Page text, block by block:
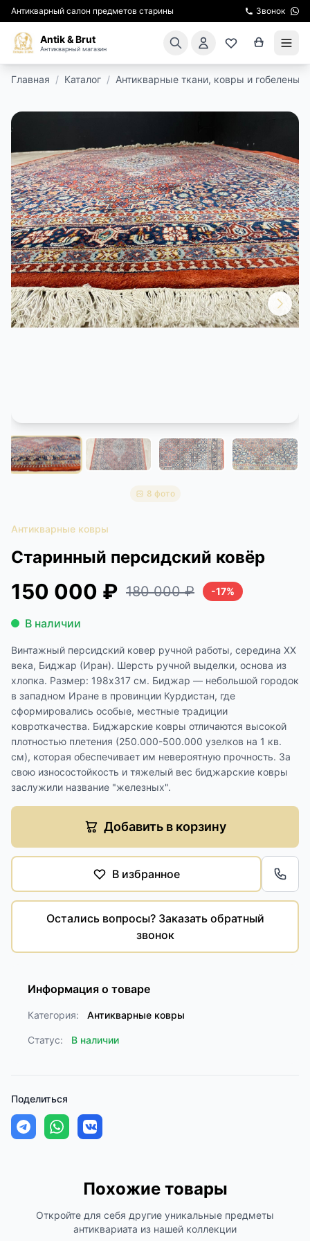
Антикварный салон предметов старины Звонок
Antik & Brut
Антикварный магазин
ПОДАРКИ
КИНОСЪЕМКА
ЭКСКУРСИИ
РЕСТАВРАЦИЯ
КУРСЫ ПО РЕСТАВРАЦИИ
КОНТАКТЫ
Главная / Каталог / Антикварные ткани, ковры и гобелены
8 фото
Антикварные ковры
Старинный персидский ковёр
150 000 ₽ 180 000 ₽ -17%
В наличии
Винтажный персидский ковер ручной работы, середина ХХ
века, Биджар (Иран). Шерсть ручной выделки, основа из
хлопка. Размер: 198х317 см. Биджар — небольшой городок
в западном Иране в провинции Курдистан, где
сформировались особые, местные традиции
ковроткачества. Биджарские ковры отличаются высокой
плотностью плетения (250.000-500.000 узелков на 1 кв.
см), которая обеспечивает им невероятную прочность. За
свою износостойкость и тяжелый вес биджарские ковры
заслужили название "железных".
Добавить в корзину
В избранное
Остались вопросы? Заказать обратный
звонок
Информация о товаре
Категория: Антикварные ковры
Статус: В наличии
Поделиться
Похожие товары
Откройте для себя другие уникальные предметы
антиквариата из нашей коллекции